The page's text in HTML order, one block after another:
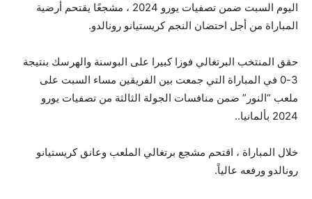
اليوم السبت ضمن تصفيات يورو 2024 ، مشجعًا يقتحم أرضية
المباراة من أجل احتضان النجم كريستيانو رونالدو.
حقق المنتخب البرتغالي فوزا كبيرا على البوسنة والهرسك بنتيجة
3-0 في المباراة التي جمعت بين الفريقين مساء السبت على
ملعب “النور” ضمن منافسات الجولة الثالثة من تصفيات يورو
2024 بألمانيا.
.
خلال المباراة ، اقتحم مشجع برتغالي الملعب وعانق كريستيانو
رونالدو ورفعه عالياً.